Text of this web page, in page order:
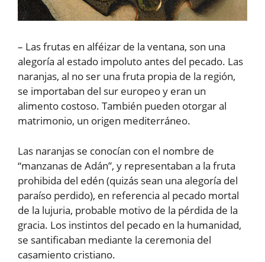
– Las frutas en alféizar de la ventana, son una
alegoría al estado impoluto antes del pecado. Las
naranjas, al no ser una fruta propia de la región,
se importaban del sur europeo y eran un
alimento costoso. También pueden otorgar al
matrimonio, un origen mediterráneo.
Las naranjas se conocían con el nombre de
“manzanas de Adán”, y representaban a la fruta
prohibida del edén (quizás sean una alegoría del
paraíso perdido), en referencia al pecado mortal
de la lujuria, probable motivo de la pérdida de la
gracia. Los instintos del pecado en la humanidad,
se santificaban mediante la ceremonia del
casamiento cristiano.